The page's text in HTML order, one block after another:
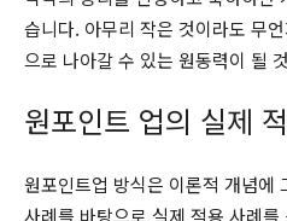
습니다. 아무리 작은 것이라도 무
으로 나아갈 수 있는 원동력이 될
원포인트 업의 실제
원포인트업 방식은 이론적 개념에
사례를 바탕으로 실제 적용 사례를